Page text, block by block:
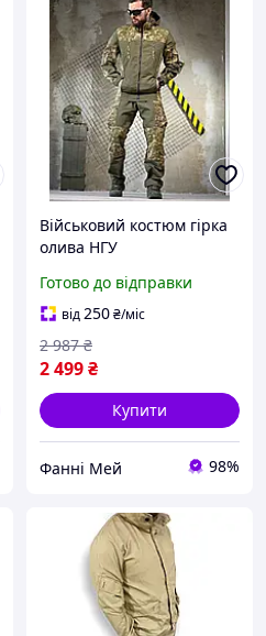
Військовий костюм гірка
олива НГУ
Готово до відправки
від250₴/міс
2 499₴
2 987 ₴
Купити
Фанні Мей 98%